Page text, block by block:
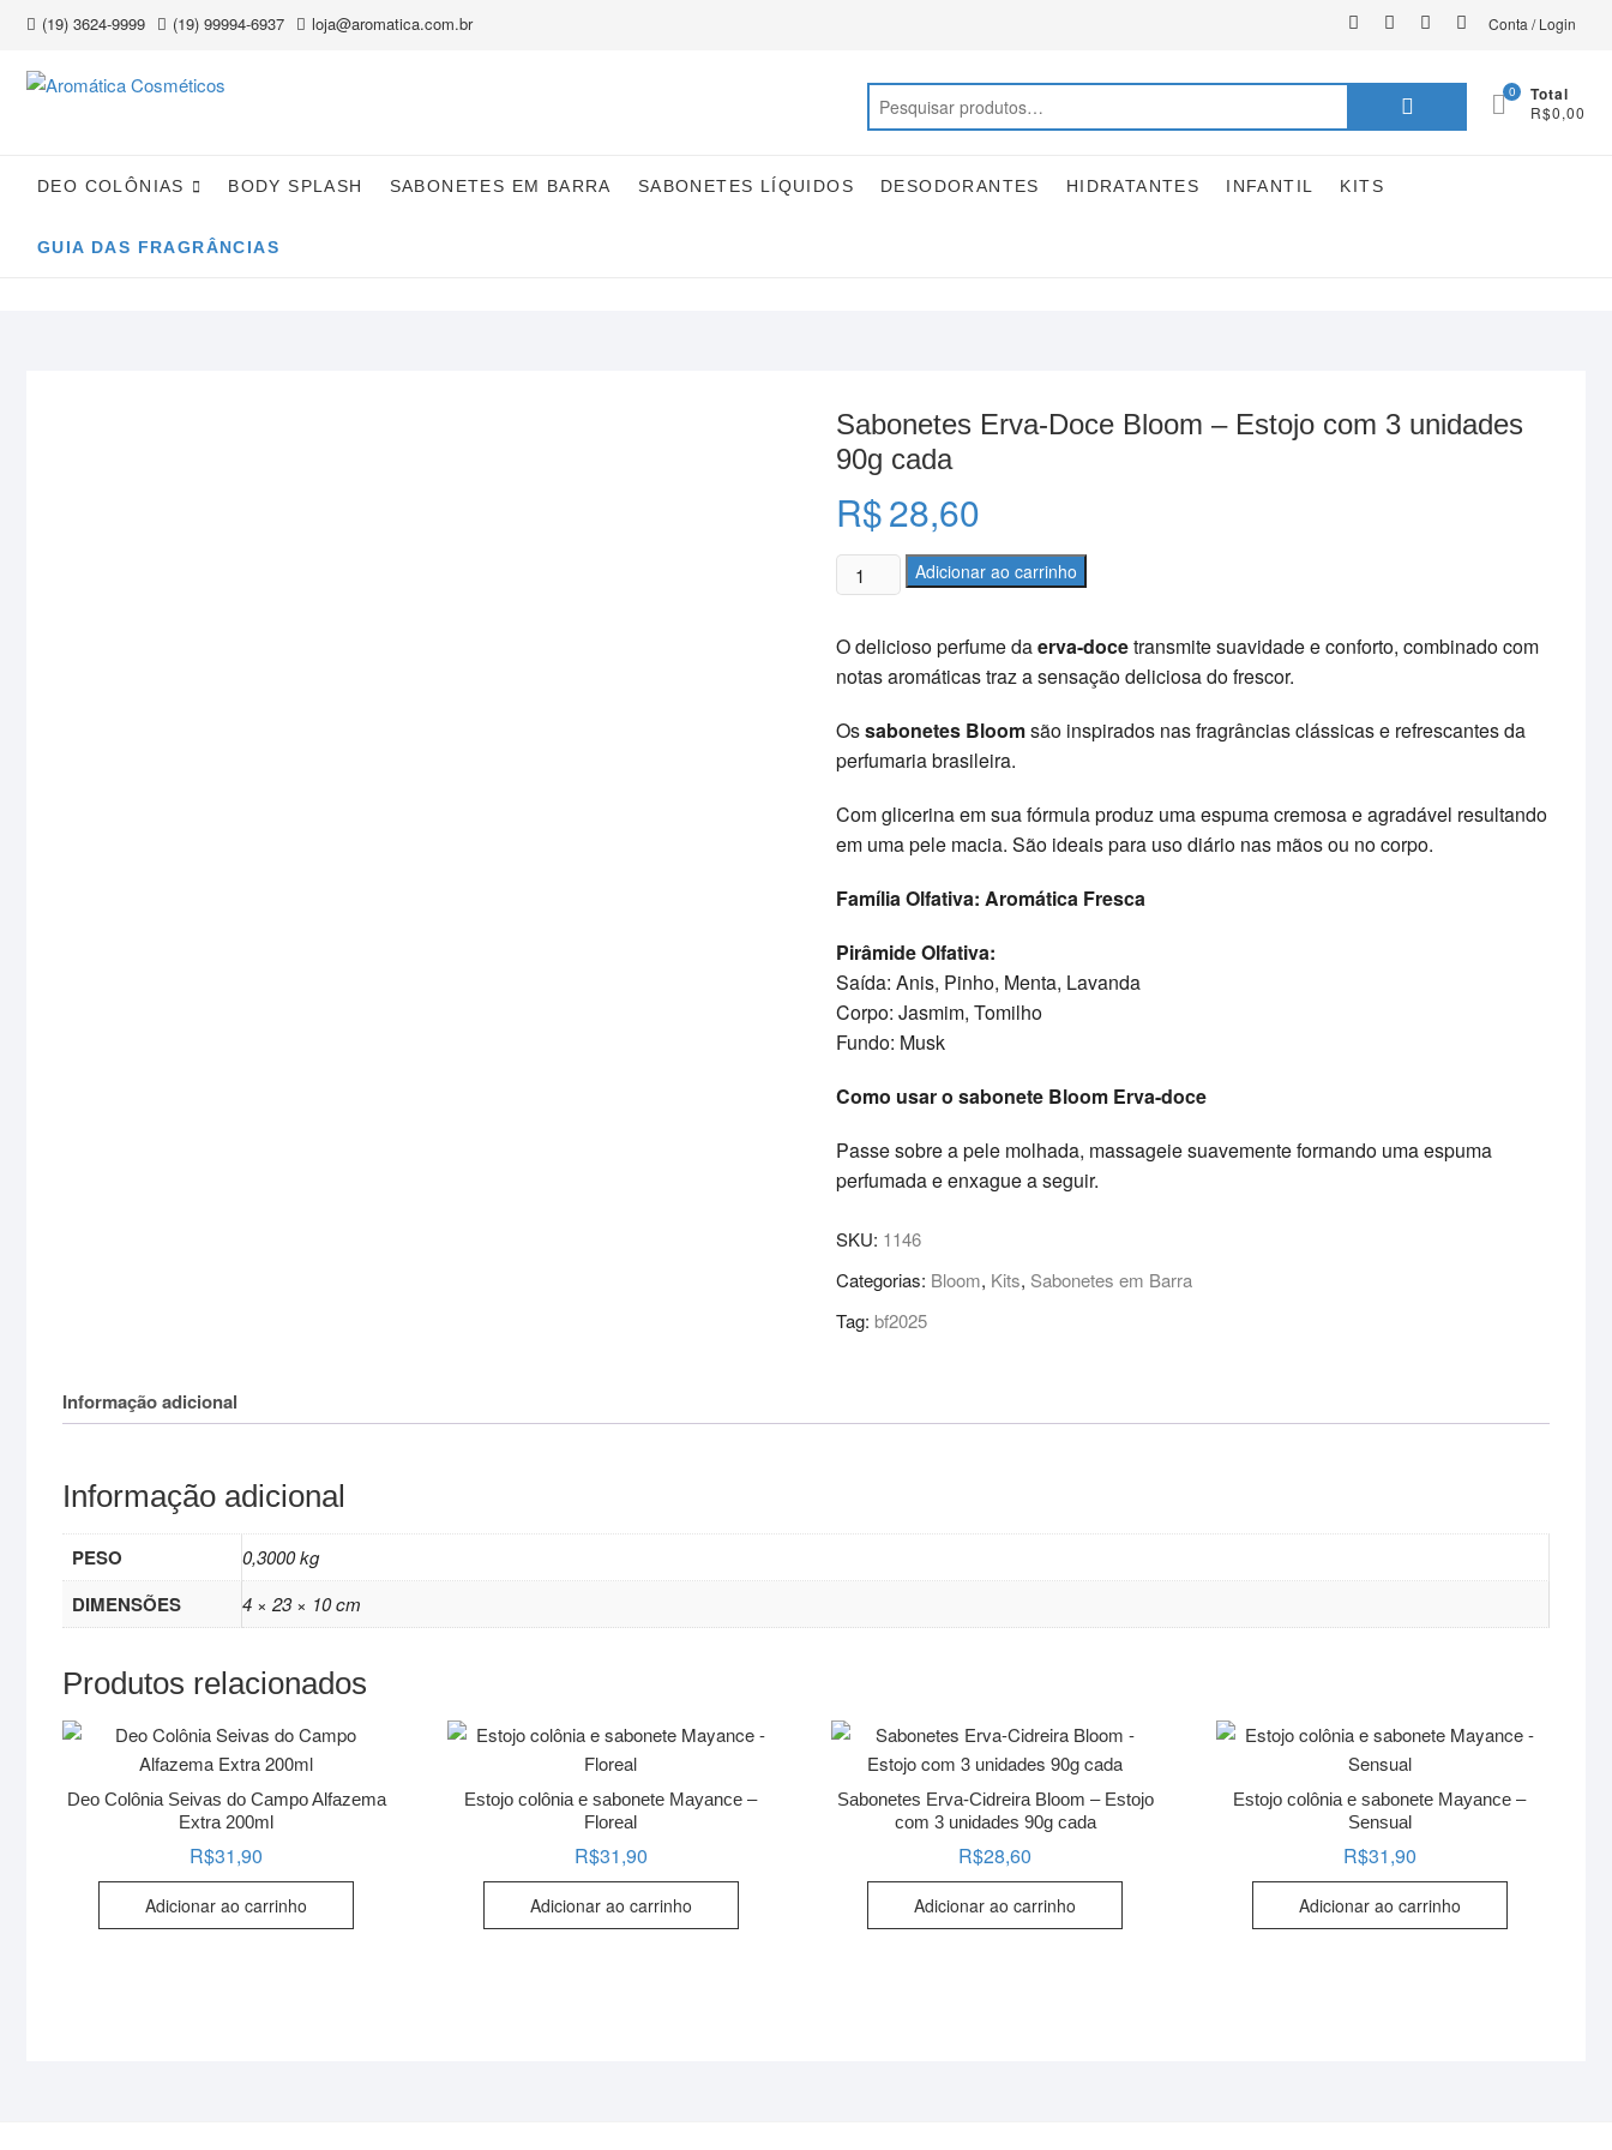
Skip
content
(19) 3624-9999 (19) 99994-6937 loja@aromatica.com.br instagramfacebook
youtubelinkedin
Conta / Login
Pesquisar
0 Total
R$0,00
DEO COLÔNIAS BODY SPLASH SABONETES EM BARRA SABONETES LÍQUIDOS DESODORANTES HIDRATANTES INFANTIL KITS
GUIA DAS FRAGRÂNCIAS
Sabonetes Erva-Doce Bloom – Estojo com 3 unidades
90g cada
R$28,60
O delicioso perfume daerva-docetransmite suavidade e conforto, combinado com
notas aromáticas traz a sensação deliciosa do frescor.
Ossabonetes Bloomsão inspirados nas fragrâncias clássicas e refrescantes da
perfumaria brasileira.
Com glicerina em sua fórmula produz uma espuma cremosa e agradável resultando
em uma pele macia. São ideais para uso diário nas mãos ou no corpo.
Família Olfativa: Aromática Fresca
Pirâmide Olfativa:
Saída: Anis, Pinho, Menta, Lavanda
Corpo: Jasmim, Tomilho
Fundo: Musk
Como usar o sabonete Bloom Erva-doce
Passe sobre a pele molhada, massageie suavemente formando uma espuma
perfumada e enxague a seguir.
Sabonetes
Erva-
Bloom
-
com
3
90g
cada
Adicionar ao carrinho
SKU: 1146
Categorias: Bloom, Kits, Sabonetes em Barra
Tag: bf2025
Informação adicional
Informação adicional
PESO 0,3000 kg
DIMENSÕES 4 × 23 × 10 cm
Produtos relacionados
Deo Colônia Seivas do Campo Alfazema
Extra 200ml
R$31,90
Adicionar ao carrinho
Estojo colônia e sabonete Mayance –
Floreal
R$31,90
Adicionar ao carrinho
Sabonetes Erva-Cidreira Bloom – Estojo
com 3 unidades 90g cada
R$28,60
Adicionar ao carrinho
Estojo colônia e sabonete Mayance –
Sensual
R$31,90
Adicionar ao carrinho